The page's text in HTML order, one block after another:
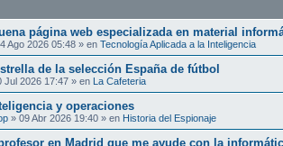
página web especializada en material
Ago 2026 05:48 » en Tecnología Aplicada a la Inteligencia
de la selección España de fútbol
Jul 2026 17:47 » en La Cafeteria
y operaciones
» 09 Abr 2026 19:40 » en Historia del Espionaje
en Madrid que me ayude con la